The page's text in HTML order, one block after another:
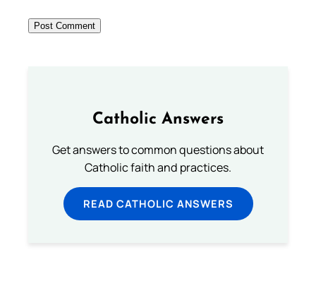
Catholic Answers
Get answers to common questions about
Catholic faith and practices.
READ CATHOLIC ANSWERS